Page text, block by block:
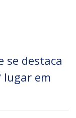
se destaca
lugar em